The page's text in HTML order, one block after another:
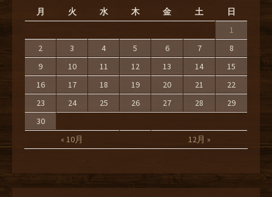
月
火 水 木 金 土 日
« 10月 12月 »
1
2
3 4 5 6 7
8
9
10 11 12 13 14
15
16
17 18 19 20 21
22
23
24 25 26 27 28
29
30